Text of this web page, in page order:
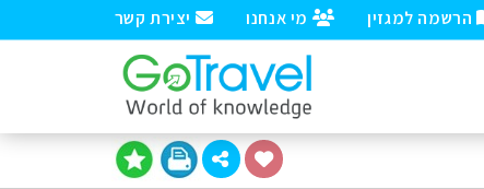
יצירת קשר מי אנחנו הרשמה למגזין